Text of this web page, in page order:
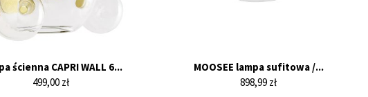
ścienna CAPRI WALL 6...
Cena
499,00 zł
MOOSEE lampa sufitowa /...
Cena
898,99 zł